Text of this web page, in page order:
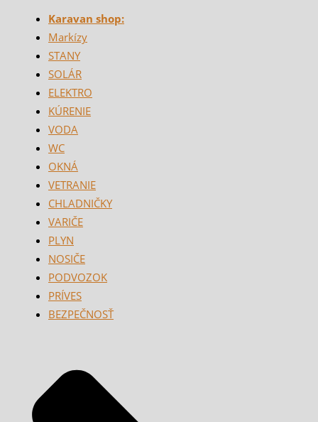
Karavan shop:
Markízy
STANY
SOLÁR
ELEKTRO
KÚRENIE
VODA
WC
OKNÁ
VETRANIE
CHLADNIČKY
VARIČE
PLYN
NOSIČE
PODVOZOK
PRÍVES
BEZPEČNOSŤ